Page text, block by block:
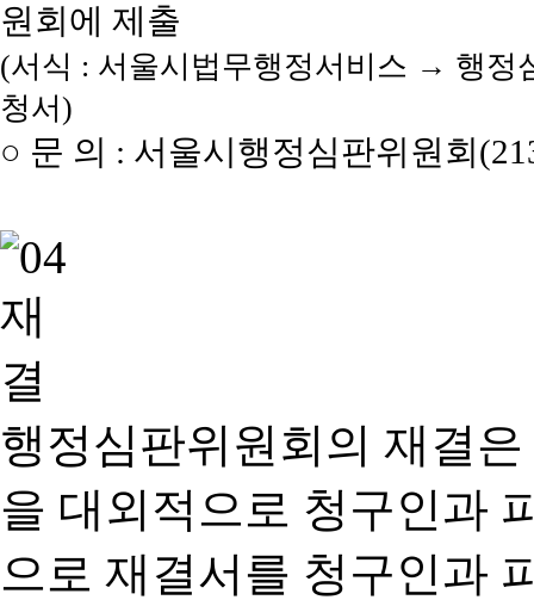
원회에 제출
(서식 : 서울시법무행정서비스 → 행
청서)
○ 문 의 : 서울시행정심판위원회
행정심판위원회의 재결
을 대외적으로 청구인과
으로 재결서를 청구인과